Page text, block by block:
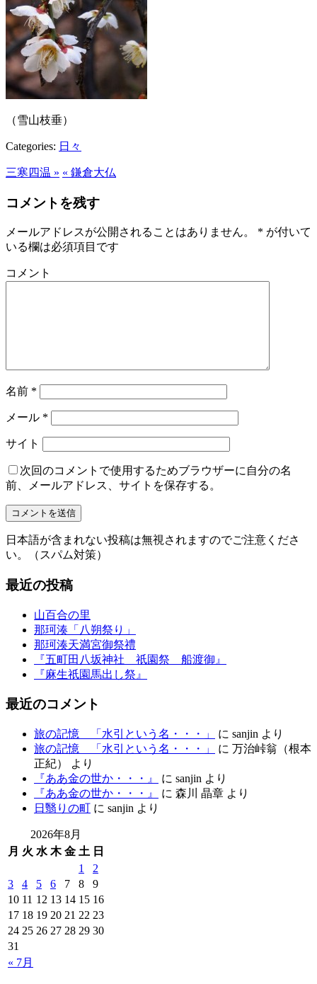
（雪山枝垂）
Categories: 日々
三寒四温 » « 鎌倉大仏
コメントを残す
メールアドレスが公開されることはありません。 * が付いて
いる欄は必須項目です
コメント
名前 *
メール *
サイト
次回のコメントで使用するためブラウザーに自分の名
前、メールアドレス、サイトを保存する。
日本語が含まれない投稿は無視されますのでご注意くださ
い。（スパム対策）
最近の投稿
山百合の里
那珂湊「八朔祭り」
那珂湊天満宮御祭禮
『五町田八坂神社 祇園祭 船渡御』
『麻生祇園馬出し祭』
最近のコメント
旅の記憶 「水引という名・・・」 に sanjin より
旅の記憶 「水引という名・・・」
に 万治峠翁（根本
正紀）
より
『ああ金の世か・・・』
に sanjin より
『ああ金の世か・・・』
に 森川 晶章 より
日翳りの町 に sanjin より
2026年8月
月 火 水 木 金 土 日
« 7月
1
2
3
4 5 6 7 8
9
10 11 12 13 14 15 16
17 18 19 20 21 22 23
24 25 26 27 28 29 30
31